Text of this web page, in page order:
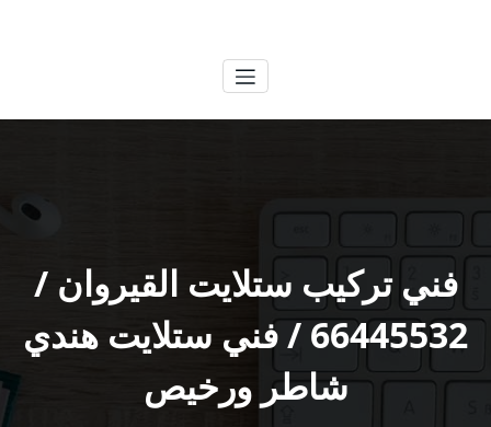
فني تركيب ستلايت القيروان /
66445532 / فني ستلايت هندي
شاطر ورخيص